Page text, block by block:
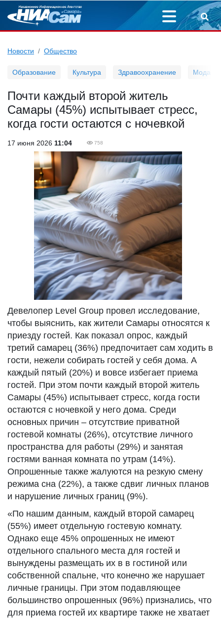
Новости Общество
Образование Культура Здравоохранение Мода
Почти каждый второй житель
Самары (45%) испытывает стресс,
когда гости остаются с ночевкой
17 июня 2026 11:04 758
Девелопер Level Group провел исследование,
чтобы выяснить, как жители Самары относятся к
приезду гостей. Как показал опрос, каждый
третий самарец (36%) предпочитает сам ходить в
гости, нежели собирать гостей у себя дома. А
каждый пятый (20%) и вовсе избегает приема
гостей. При этом почти каждый второй житель
Самары (45%) испытывает стресс, когда гости
остаются с ночевкой у него дома. Среди
основных причин – отсутствие приватной
гостевой комнаты (26%), отсутствие личного
пространства для работы (29%) и занятая
гостями ванная комната по утрам (14%).
Опрошенные также жалуются на резкую смену
режима сна (22%), а также сдвиг личных планов
и нарушение личных границ (9%).
«По нашим данным, каждый второй самарец
(55%) имеет отдельную гостевую комнату.
Однако еще 45% опрошенных не имеют
отдельного спального места для гостей и
вынуждены размещать их в в гостиной или
собственной спальне, что конечно же нарушает
личные границы. При этом подавляющее
большинство опрошенных (96%) признались, что
для приема гостей их квартире также не хватает